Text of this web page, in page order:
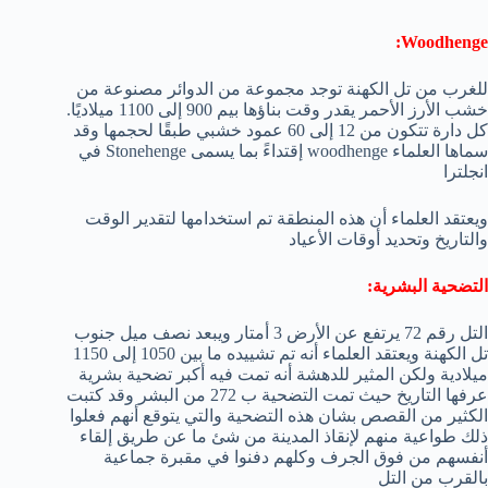
Woodhenge:
للغرب من تل الكهنة توجد مجموعة من الدوائر مصنوعة من
خشب الأرز الأحمر يقدر وقت بناؤها بيم 900 إلى 1100 ميلاديًا.
كل دارة تتكون من 12 إلى 60 عمود خشبي طبقًا لحجمها وقد
سماها العلماء woodhenge إقتداءً بما يسمى Stonehenge في
انجلترا
ويعتقد العلماء أن هذه المنطقة تم استخدامها لتقدير الوقت
والتاريخ وتحديد أوقات الأعياد
التضحية البشرية:
التل رقم 72 يرتفع عن الأرض 3 أمتار ويبعد نصف ميل جنوب
تل الكهنة ويعتقد العلماء أنه تم تشييده ما بين 1050 إلى 1150
ميلادية ولكن المثير للدهشة أنه تمت فيه أكبر تضحية بشرية
عرفها التاريخ حيث تمت التضحية ب 272 من البشر وقد كتبت
الكثير من القصص بشان هذه التضحية والتي يتوقع أنهم فعلوا
ذلك طواعية منهم لإنقاذ المدينة من شئ ما عن طريق إلقاء
أنفسهم من فوق الجرف وكلهم دفنوا في مقبرة جماعية
بالقرب من التل